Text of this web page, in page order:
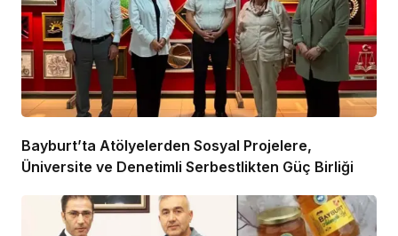
Bayburt’ta Atölyelerden Sosyal Projelere,
Üniversite ve Denetimli Serbestlikten Güç Birliği